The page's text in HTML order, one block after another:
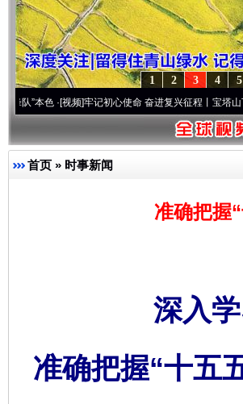
5
4
3
2
1
·[视频]牢记初心使命 奋进复兴征程丨宝塔山下好光景..
首页 » 时事新闻
准确把握
深入
准确把握“十五